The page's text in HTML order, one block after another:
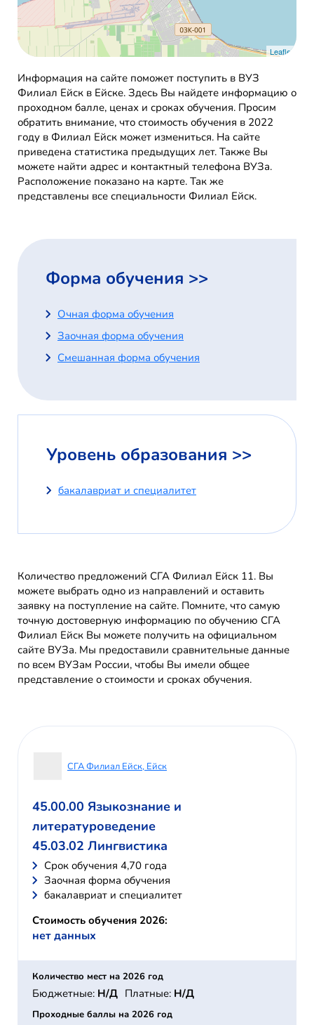
Leaflet
Информация на сайте поможет поступить в ВУЗ
Филиал Ейск в Ейске. Здесь Вы найдете информацию о
проходном балле, ценах и сроках обучения. Просим
обратить внимание, что стоимость обучения в 2022
году в Филиал Ейск может измениться. На сайте
приведена статистика предыдущих лет. Также Вы
можете найти адрес и контактный телефона ВУЗа.
Расположение показано на карте. Так же
представлены все специальности Филиал Ейск.
Форма обучения >>
Очная форма обучения
Заочная форма обучения
Смешанная форма обучения
Уровень образования >>
бакалавриат и специалитет
Количество предложений СГА Филиал Ейск 11. Вы
можете выбрать одно из направлений и оставить
заявку на поступление на сайте. Помните, что самую
точную достоверную информацию по обучению СГА
Филиал Ейск Вы можете получить на официальном
сайте ВУЗа. Мы предоставили сравнительные данные
по всем ВУЗам России, чтобы Вы имели общее
представление о стоимости и сроках обучения.
СГА Филиал Ейск, Ейск
45.00.00 Языкознание и
литературоведение
45.03.02 Лингвистика
Cрок обучения 4,70 года
Заочная форма обучения
бакалавриат и специалитет
Стоимость обучения 2026:
нет данных
Количество мест на 2026 год
Бюджетные: Н/Д Платные: Н/Д
Проходные баллы на 2026 год